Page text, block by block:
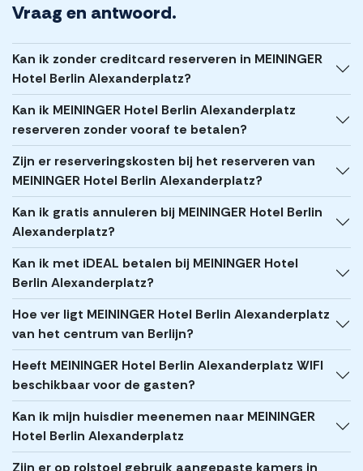
Vraag en antwoord.
Kan ik zonder creditcard reserveren in MEININGER
Hotel Berlin Alexanderplatz?
Kan ik MEININGER Hotel Berlin Alexanderplatz
reserveren zonder vooraf te betalen?
Zijn er reserveringskosten bij het reserveren van
MEININGER Hotel Berlin Alexanderplatz?
Kan ik gratis annuleren bij MEININGER Hotel Berlin
Alexanderplatz?
Kan ik met iDEAL betalen bij MEININGER Hotel
Berlin Alexanderplatz?
Hoe ver ligt MEININGER Hotel Berlin Alexanderplatz
van het centrum van Berlijn?
Heeft MEININGER Hotel Berlin Alexanderplatz WIFI
beschikbaar voor de gasten?
Kan ik mijn huisdier meenemen naar MEININGER
Hotel Berlin Alexanderplatz